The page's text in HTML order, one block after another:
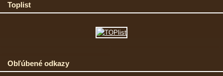
Toplist
Obľúbené odkazy